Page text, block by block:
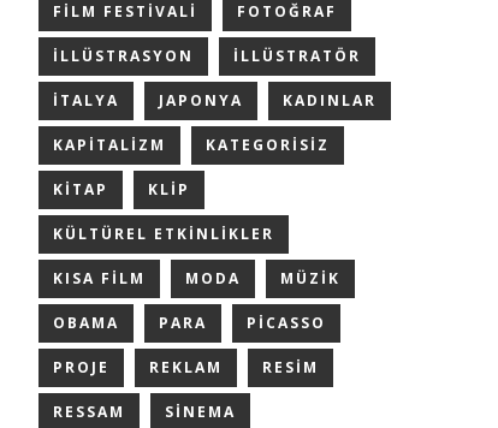
FILM FESTIVALI FOTOĞRAF
ILLÜSTRASYON ILLÜSTRATÖR
ITALYA JAPONYA KADINLAR
KAPITALIZM KATEGORISIZ
KITAP KLIP
KÜLTÜREL ETKINLIKLER
KISA FILM MODA MÜZIK
OBAMA PARA PICASSO
PROJE REKLAM RESIM
RESSAM SINEMA